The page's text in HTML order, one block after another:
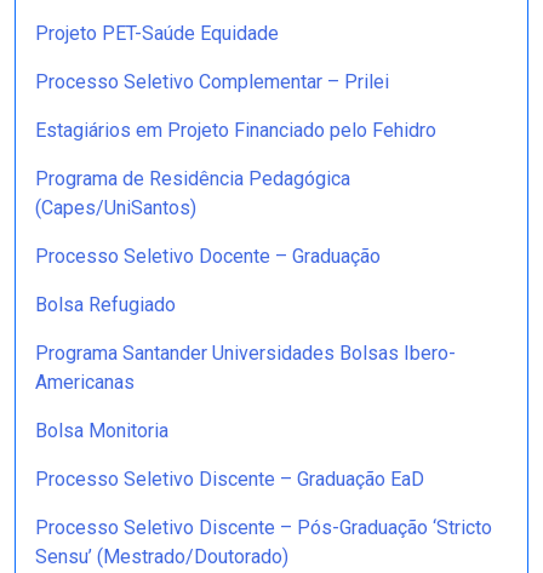
Projeto PET-Saúde Equidade
Processo Seletivo Complementar – Prilei
Estagiários em Projeto Financiado pelo Fehidro
Programa de Residência Pedagógica
(Capes/UniSantos)
Processo Seletivo Docente – Graduação
Bolsa Refugiado
Programa Santander Universidades Bolsas Ibero-
Americanas
Bolsa Monitoria
Processo Seletivo Discente – Graduação EaD
Processo Seletivo Discente – Pós-Graduação ‘Stricto
Sensu’ (Mestrado/Doutorado)